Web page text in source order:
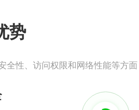
势
全性、访问权限和网络性能等方面